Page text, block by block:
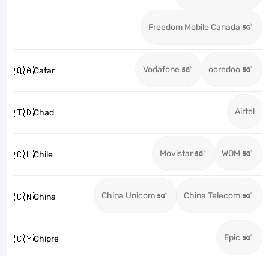
Freedom Mobile Canada
🇶🇦Catar Vodafone ooredoo
🇹🇩Chad Airtel
🇨🇱Chile Movistar WOM
🇨🇳China China Unicom China Telecom
🇨🇾Chipre Epic